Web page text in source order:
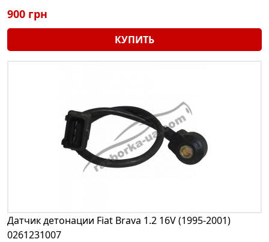
900 грн
КУПИТЬ
Датчик детонации Fiat Brava 1.2 16V (1995-2001)
0261231007